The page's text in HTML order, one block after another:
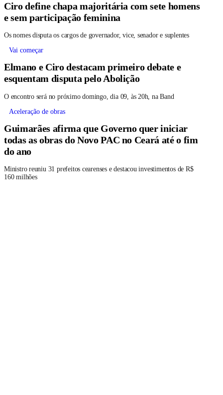
Ciro define chapa majoritária com sete homens
e sem participação feminina
Os nomes disputa os cargos de governador, vice, senador e suplentes
Vai começar
Elmano e Ciro destacam primeiro debate e
esquentam disputa pelo Abolição
O encontro será no próximo domingo, dia 09, às 20h, na Band
Aceleração de obras
Guimarães afirma que Governo quer iniciar
todas as obras do Novo PAC no Ceará até o fim
do ano
Ministro reuniu 31 prefeitos cearenses e destacou investimentos de R$
160 milhões